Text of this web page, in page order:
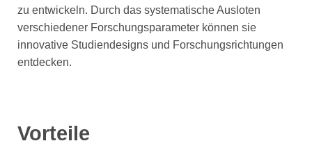
zu entwickeln. Durch das systematische Ausloten
verschiedener Forschungsparameter können sie
innovative Studiendesigns und Forschungsrichtungen
entdecken.
Vorteile